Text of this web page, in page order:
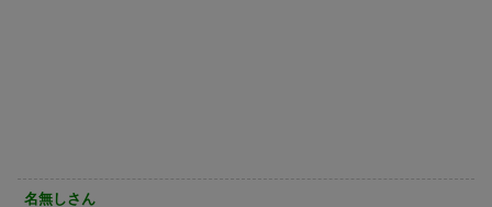
名無しさん